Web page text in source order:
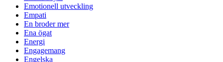
Emotionell utveckling
Empati
En broder mer
Ena ögat
Energi
Engagemang
Engelska